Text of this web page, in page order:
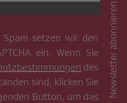
setzen wir den
ein. Wenn Sie
des
sind, klicken Sie
Button, um das
Newsletter abonnieren